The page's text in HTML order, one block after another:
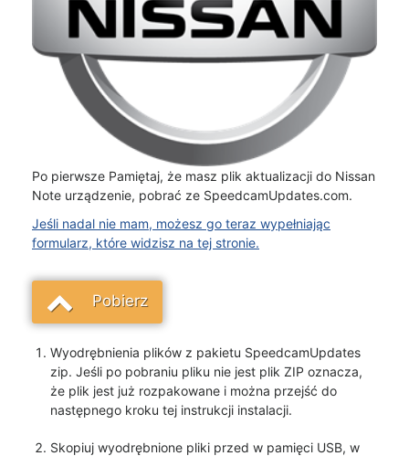
Po pierwsze Pamiętaj, że masz plik aktualizacji do Nissan
Note urządzenie, pobrać ze SpeedcamUpdates.com.
Jeśli nadal nie mam, możesz go teraz wypełniając
formularz, które widzisz na tej stronie.
Pobierz
Wyodrębnienia plików z pakietu SpeedcamUpdates
zip. Jeśli po pobraniu pliku nie jest plik ZIP oznacza,
że plik jest już rozpakowane i można przejść do
następnego kroku tej instrukcji instalacji.
Skopiuj wyodrębnione pliki przed w pamięci USB, w